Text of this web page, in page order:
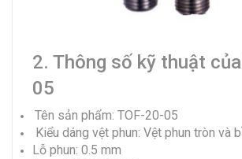
2. Thông số kỹ thuật
05
Tên sản phẩm: TOF-20-05
Kiểu dáng vệt phun: Vệt phun tròn và
Lỗ phun: 0.5 mm